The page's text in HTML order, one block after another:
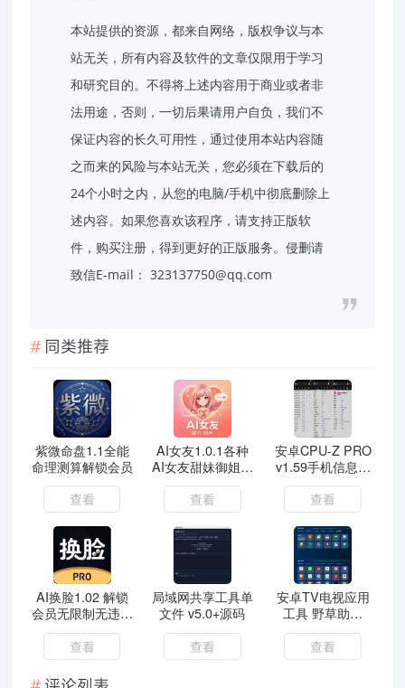
本站提供的资源，都来自网络，版权争议与本
站无关，所有内容及软件的文章仅限用于学习
和研究目的。不得将上述内容用于商业或者非
法用途，否则，一切后果请用户自负，我们不
保证内容的长久可用性，通过使用本站内容随
之而来的风险与本站无关，您必须在下载后的
24个小时之内，从您的电脑/手机中彻底删除上
述内容。如果您喜欢该程序，请支持正版软
件，购买注册，得到更好的正版服务。侵删请
致信E-mail： 323137750@qq.com
同类推荐
紫微命盘1.1全能
命理测算解锁会员
查看
AI女友1.0.1各种
AI女友甜妹御姐应
有尽有完全免费
查看
安卓CPU-Z PRO
v1.59手机信息解
锁付费高级版
查看
AI换脸1.02 解锁
会员无限制无违禁
换脸 支持照片/视
频
查看
局域网共享工具单
文件 v5.0+源码
查看
安卓TV电视应用
工具 野草助手
v2.4.2
查看